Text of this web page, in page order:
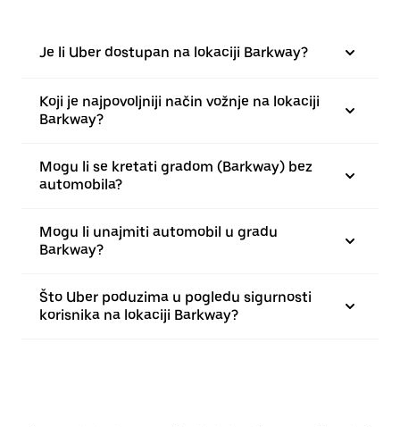
Je li Uber dostupan na lokaciji Barkway?
Koji je najpovoljniji način vožnje na lokaciji
Barkway?
Mogu li se kretati gradom (Barkway) bez
automobila?
Mogu li unajmiti automobil u gradu
Barkway?
Što Uber poduzima u pogledu sigurnosti
korisnika na lokaciji Barkway?